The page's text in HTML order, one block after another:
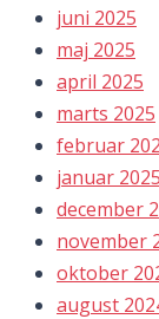
juni 2025
maj 2025
april 2025
marts 2025
februar
januar 2025
december
november
oktober
august